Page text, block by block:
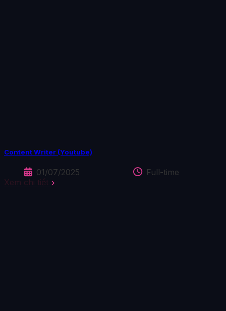
Content Writer (Youtube)
01/07/2025
Full-time
Xem chi tiết